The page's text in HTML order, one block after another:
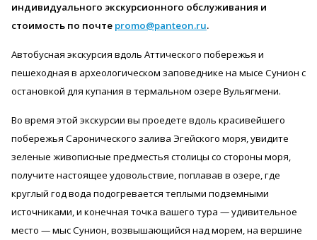
индивидуального экскурсионного обслуживания и
стоимость по почте promo@panteon.ru.
Автобусная экскурсия вдоль Аттического побережья и
пешеходная в археологическом заповеднике на мысе Сунион с
остановкой для купания в термальном озере Вульягмени.
Во время этой экскурсии вы проедете вдоль красивейшего
побережья Саронического залива Эгейского моря, увидите
зеленые живописные предместья столицы со стороны моря,
получите настоящее удовольствие, поплавав в озере, где
круглый год вода подогревается теплыми подземными
источниками, и конечная точка вашего тура — удивительное
место — мыс Сунион, возвышающийся над морем, на вершине